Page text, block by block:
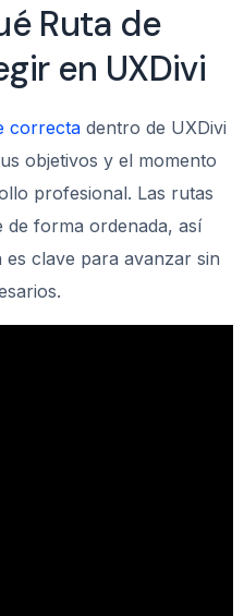
Ruta de
en UXDivi
correcta dentro de UXDivi
objetivos y el momento
profesional. Las rutas
de forma ordenada, así
clave para avanzar sin